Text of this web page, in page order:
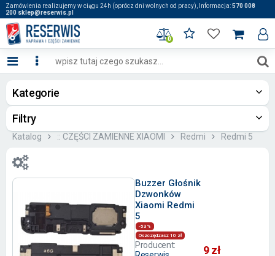
Zamówienia realizujemy w ciągu 24h (oprócz dni wolnych od pracy), Informacja:570 008
200 sklep@reserwis.pl
0
Kategorie
Filtry
Katalog :: CZĘŚCI ZAMIENNE XIAOMI Redmi Redmi 5
Buzzer Głośnik
Dzwonków
Xiaomi Redmi
5
-53%
Oszczędzasz 10 zł
Producent:
9 zł